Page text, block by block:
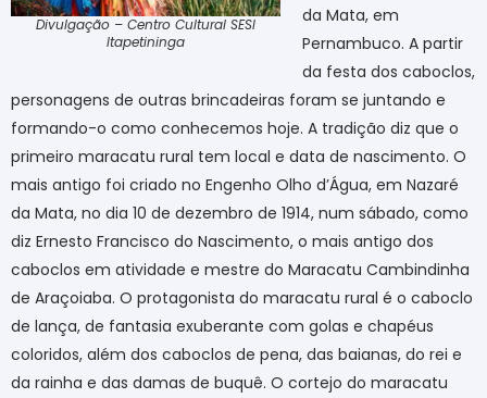
Divulgação – Centro Cultural SESI
Itapetininga
da Mata, em
Pernambuco. A partir
da festa dos caboclos,
personagens de outras brincadeiras foram se juntando e
formando-o como conhecemos hoje. A tradição diz que o
primeiro maracatu rural tem local e data de nascimento. O
mais antigo foi criado no Engenho Olho d’Água, em Nazaré
da Mata, no dia 10 de dezembro de 1914, num sábado, como
diz Ernesto Francisco do Nascimento, o mais antigo dos
caboclos em atividade e mestre do Maracatu Cambindinha
de Araçoiaba. O protagonista do maracatu rural é o caboclo
de lança, de fantasia exuberante com golas e chapéus
coloridos, além dos caboclos de pena, das baianas, do rei e
da rainha e das damas de buquê. O cortejo do maracatu